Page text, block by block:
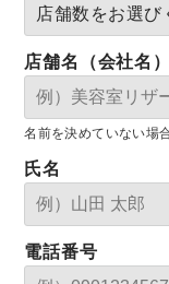
店舗名（会社名）
名前を決めていない場
氏名
電話番号